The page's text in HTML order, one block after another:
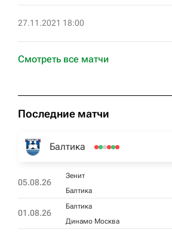
27.11.2021 18:00
Смотреть все матчи
Последние матчи
Балтика
05.08.26
Зенит
Балтика
01.08.26
Балтика
Динамо Москва